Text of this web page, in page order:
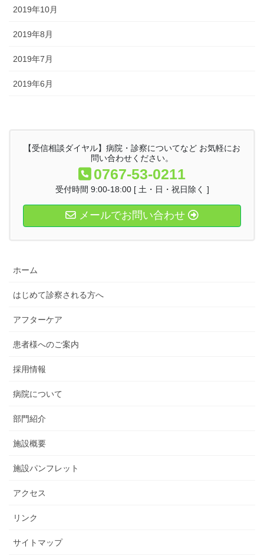
2019年10月
2019年8月
2019年7月
2019年6月
【受信相談ダイヤル】病院・診察についてなど お気軽にお
問い合わせください。
0767-53-0211
受付時間 9:00-18:00 [ 土・日・祝日除く ]
メールでお問い合わせ
ホーム
はじめて診察される方へ
アフターケア
患者様へのご案内
採用情報
病院について
部門紹介
施設概要
施設パンフレット
アクセス
リンク
サイトマップ